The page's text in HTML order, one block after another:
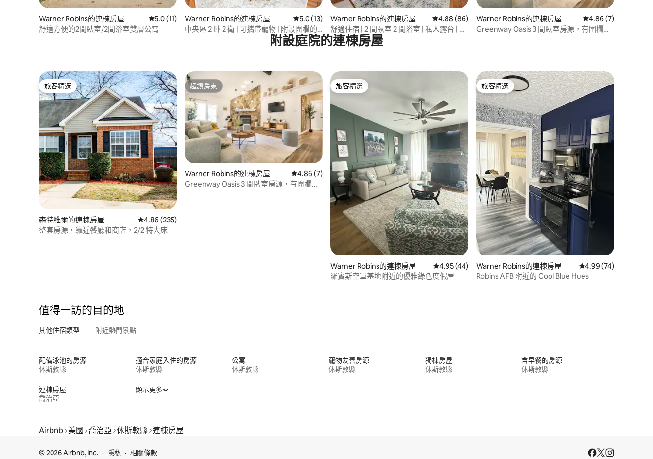
Warner Robins的連棟房屋 從 11 則評價中獲得 5.0 的平均評分（滿分 5 分）
5.0 (11)
舒適方便的2間臥室/2間浴室雙層公寓
Warner Robins的連棟房屋 從 13 則評價中獲得 5.0 的平均評分（滿分 5 分）
5.0 (13)
中央區 2 卧 2 衛 | 可攜帶寵物 | 附設圍欄的
Warner Robins的連棟房屋 從 86 則評價中獲得 4.88 的平均評分（滿分 5 分）
4.88 (86)
舒適住宿 | 2 間臥室 2 間浴室 | 私人露台 | 靠
近 RAFB
Warner Robins的連棟房屋 從 7 則評價中獲得
4.86 (7)
Greenway Oasis 3 間臥室房源，有圍欄，
附設庭院的連棟房屋
旅客精選
旅客精選
森特維爾的連棟房屋 從 235 則評價中獲得 4.86 的平均評分（滿分 5 分）
4.86 (235)
整套房源，靠近餐廳和商店，2/2 特大床
超讚房東
超讚房東
Warner Robins的連棟房屋 從 7 則評價中獲得 4.86 的平均評分（滿分 5 分）
4.86 (7)
Greenway Oasis 3 間臥室房源，有圍欄，
旅客精選
旅客精選
Warner Robins的連棟房屋 從 44 則評價中獲得 4.95 的平均評分（滿分 5 分）
4.95 (44)
羅賓斯空軍基地附近的優雅綠色度假屋
旅客精選
旅客精選
Warner Robins的連棟房屋 從 74 則評價中獲得
4.99 (74)
Robins AFB 附近的 Cool Blue Hues
值得一訪的目的地
其他住宿類型 附近熱門景點
配備泳池的房源
休斯敦縣
適合家庭入住的房源
休斯敦縣
公寓
休斯敦縣
寵物友善房源
休斯敦縣
獨棟房屋
休斯敦縣
含早餐的房源
休斯敦縣
連棟房屋
喬治亞
顯示更多
Airbnb 美國 喬治亞 休斯敦縣 連棟房屋
© 2026 Airbnb, Inc. 隱私 相關條款